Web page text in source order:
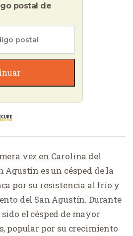
postal de
vez en Carolina del
Agustín es un césped de la
por su resistencia al frío y
del San Agustín. Durante
el césped de mayor
popular por su crecimiento